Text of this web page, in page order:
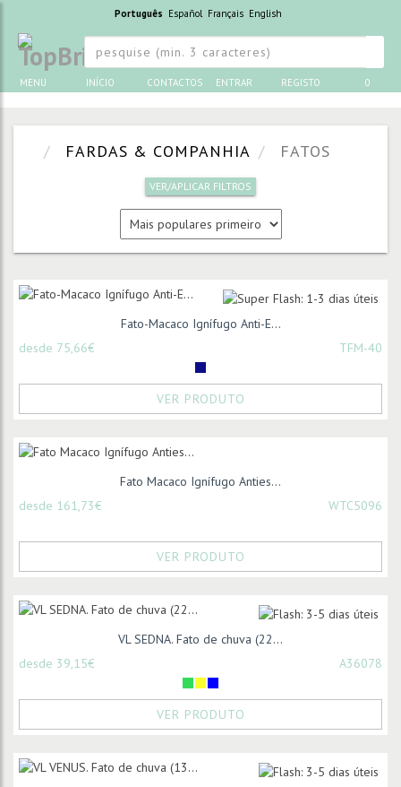
Português Español Français English
MENU INÍCIO CONTACTOS ENTRAR REGISTO 0
FARDAS & COMPANHIA FATOS
VER/APLICAR FILTROS
Fato-Macaco Ignífugo Anti-E...
desde 75,66€
TFM-40
VER PRODUTO
Fato Macaco Ignífugo Anties...
desde 161,73€
WTC5096
VER PRODUTO
VL SEDNA. Fato de chuva (22...
desde 39,15€
A36078
VER PRODUTO